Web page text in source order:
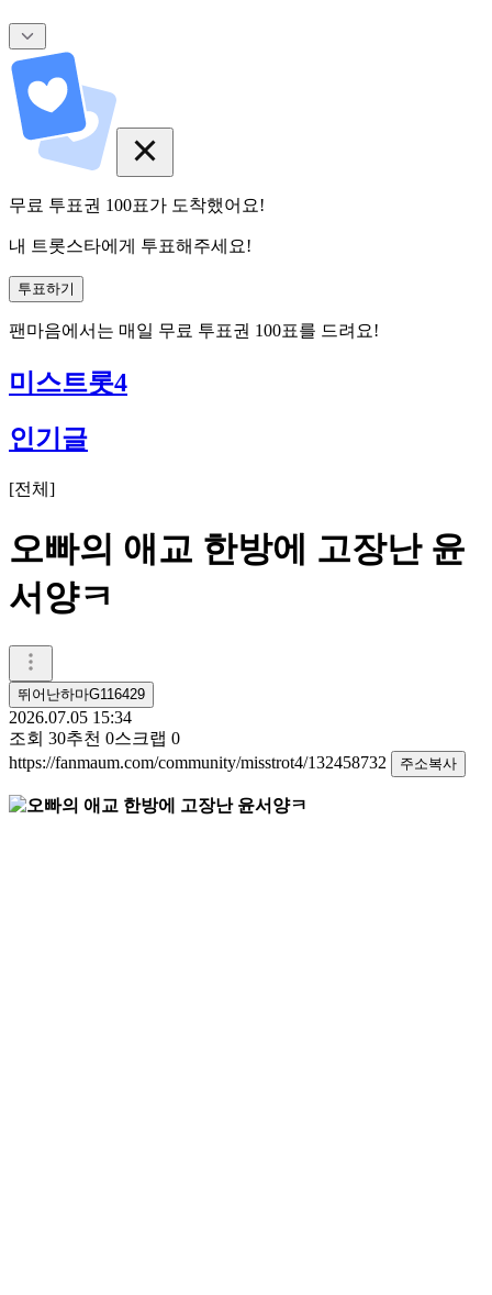
무료 투표권 100표가 도착했어요!
내 트롯스타에게 투표해주세요!
투표하기
팬마음에서는 매일 무료 투표권 100표를 드려요!
미스트롯4
인기글
[전체 ]
오빠의 애교 한방에 고장난 윤
서양ㅋ
뛰어난하마G116429
2026.07.05 15:34
조회 30추천 0스크랩 0
https://fanmaum.com/community/misstrot4/132458732
주소복사